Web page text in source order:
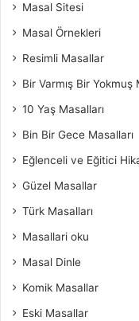
Masal Sitesi
Masal Örnekleri
Resimli Masallar
Bir Varmış Bir Yokmuş
10 Yaş Masalları
Bin Bir Gece Masalları
Eğlenceli ve Eğitici
Güzel Masallar
Türk Masalları
Masallari oku
Masal Dinle
Komik Masallar
Eski Masallar